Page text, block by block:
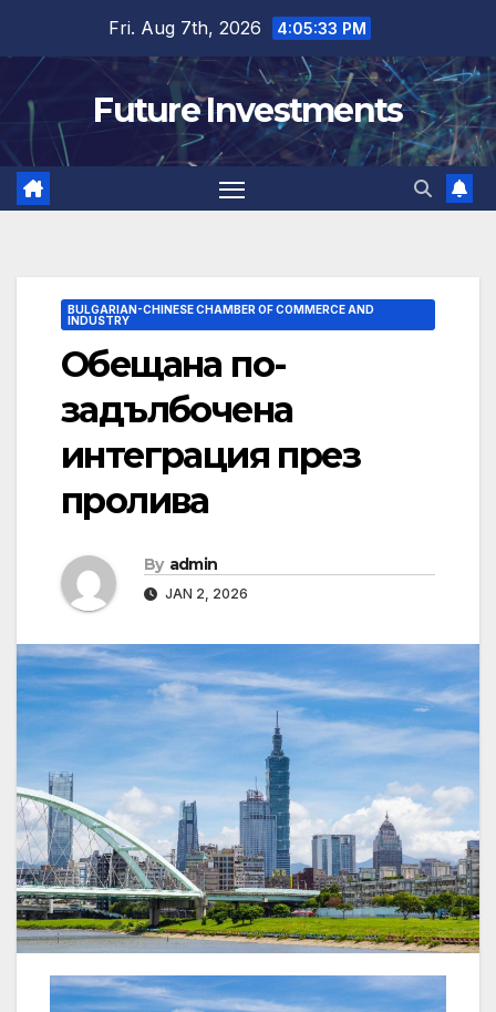
content
Fri. Aug 7th, 2026 4:05:34 PM
Future Investments
BULGARIAN-CHINESE CHAMBER OF COMMERCE AND
INDUSTRY
Обещана по-
задълбочена
интеграция през
пролива
By admin
JAN 2, 2026